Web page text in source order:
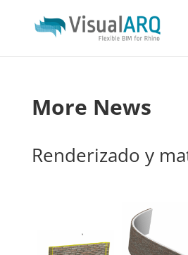
More News
Renderizado y